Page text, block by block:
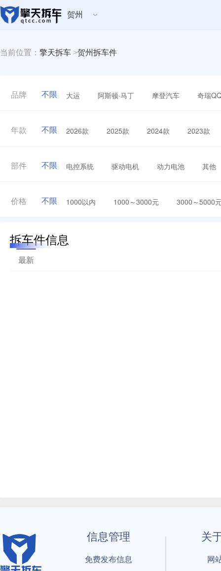
贺州
当前位置： 擎天拆车 >贺州拆车件
品牌 不限 大运 阿斯顿·马丁 摩登汽车 奇瑞
年款 不限 2026款 2025款 2024款 2023款
部件 不限 电控系统 驱动电机 动力电池 其他
价格 不限 1000以内 1000～3000元 3000～5000
拆车件信息
最新
信息管理
免费发布信息
关
网